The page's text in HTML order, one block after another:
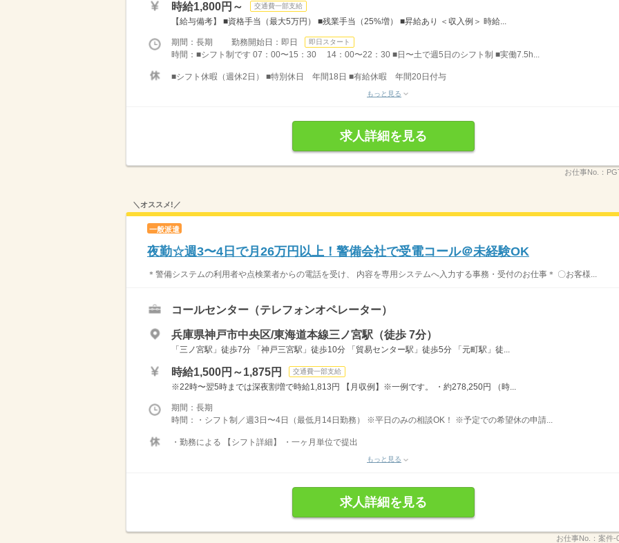
時給1,800円～ 交通費一部支給
【給与備考】 ■資格手当（最大5万円） ■残業手当（25%増） ■昇給あり ＜収入例＞ 時給...
期間：長期 勤務開始日：即日 即日スタート
時間：■シフト制です 07：00〜15：30 14：00〜22：30 ■日〜土で週5日のシフト制 ■実働7.5h...
■シフト休暇（週休2日） ■特別休日 年間18日 ■有給休暇 年間20日付与
もっと見る
求人詳細を見る
お仕事No.：
＼オススメ!／
一般派遣
夜勤☆週3〜4日で月26万円以上！警備会社で受電コール＠未経験OK
＊警備システムの利用者や点検業者からの電話を受け、 内容を専用システムへ入力する事務・受付のお仕事＊ 〇お客様...
コールセンター（テレフォンオペレーター）
兵庫県神戸市中央区/東海道本線三ノ宮駅（徒歩 7分）
「三ノ宮駅」徒歩7分 「神戸三宮駅」徒歩10分 「貿易センター駅」徒歩5分 「元町駅」徒...
時給1,500円～1,875円 交通費一部支給
※22時〜翌5時までは深夜割増で時給1,813円 【月収例】※一例です。 ・約278,250円 （時...
期間：長期
時間：・シフト制／週3日〜4日（最低月14日勤務） ※平日のみの相談OK！ ※予定での希望休の申請...
・勤務による 【シフト詳細】 ・一ヶ月単位で提出
もっと見る
求人詳細を見る
お仕事No.： 案件-